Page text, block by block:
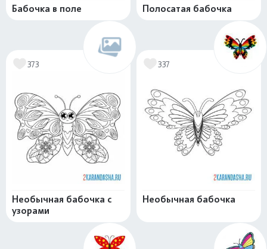
Бабочка в поле Полосатая бабочка
373
Необычная бабочка с
узорами
337
Необычная бабочка